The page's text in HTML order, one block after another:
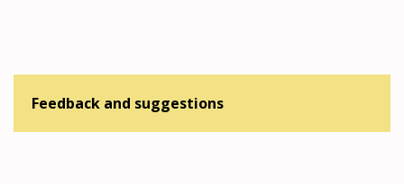
Feedback and suggestions